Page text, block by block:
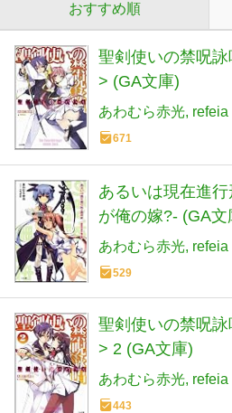
おすすめ順
聖剣使いの禁呪
> (GA文庫)
あわむら赤光 refeia
671
あるいは現在進
が俺の嫁?- (GA文
あわむら赤光 refeia
529
聖剣使いの禁呪
> 2 (GA文庫)
あわむら赤光 refeia
443